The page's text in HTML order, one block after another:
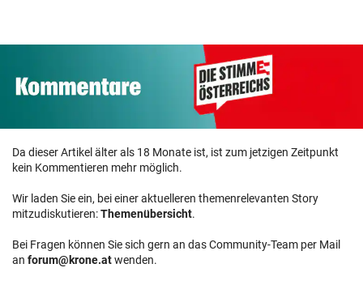
Da dieser Artikel älter als 18 Monate ist, ist zum jetzigen Zeitpunkt
kein Kommentieren mehr möglich.
Wir laden Sie ein, bei einer aktuelleren themenrelevanten Story
mitzudiskutieren:Themenübersicht.
Bei Fragen können Sie sich gern an das Community-Team per Mail
an forum@krone.atwenden.